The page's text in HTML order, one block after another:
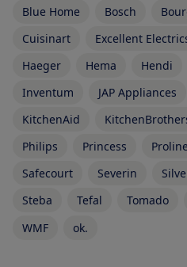
Blue Home
Bosch
Cuisinart
Excellent
Haeger
Hema Hendi
Inventum
JAP Appliances
KitchenAid
Philips
Princess Proline
Safecourt
Severin
Steba
Tefal Tomado
WMF
ok.